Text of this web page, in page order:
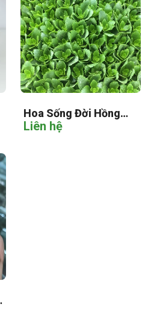
Hoa Sống Đời Hồng
Cấy Mô
Liên hệ